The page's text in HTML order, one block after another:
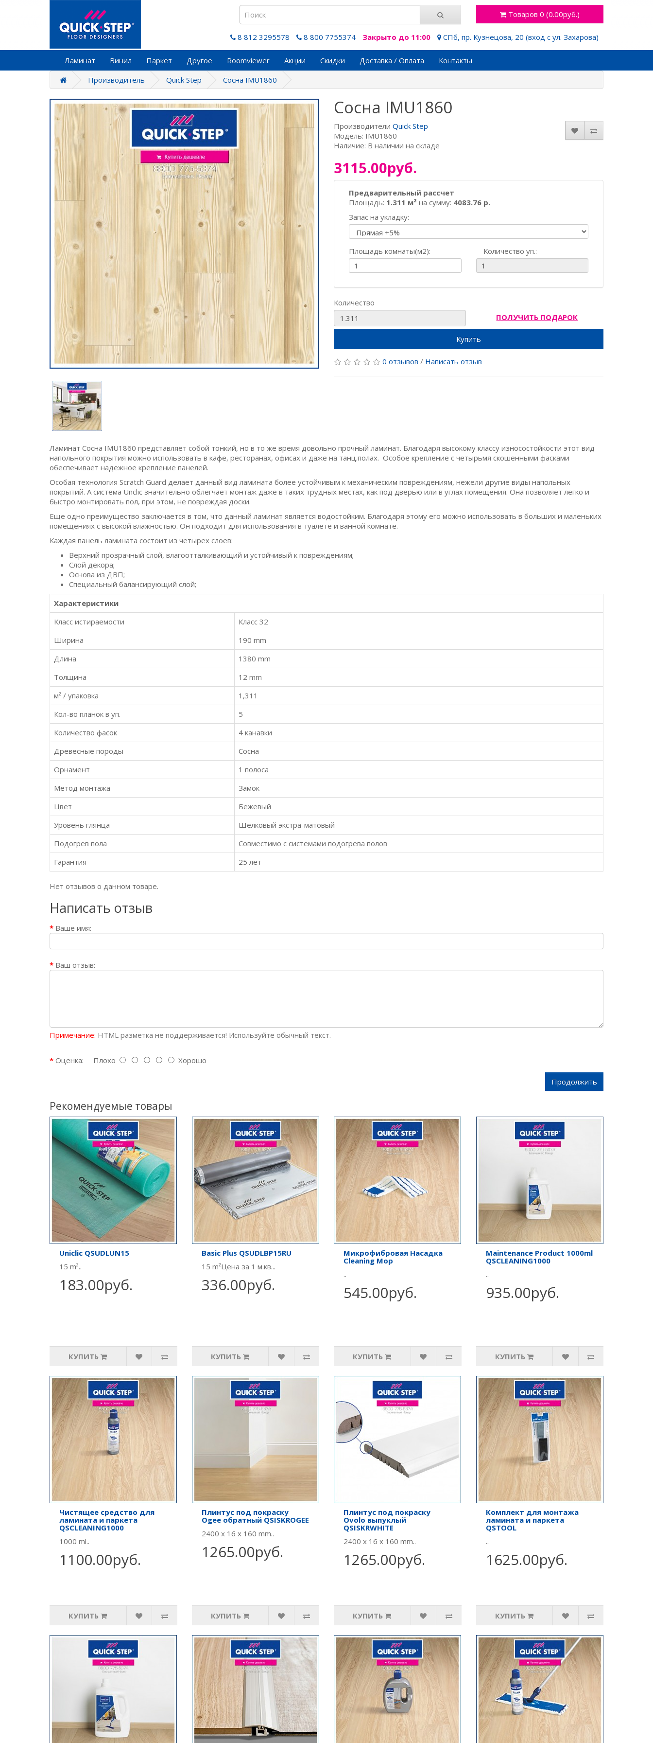
Товаров 0 (0.00руб.)
8 812 3295578 8 800 7755374 Закрыто до 11:00 СПб, пр. Кузнецова, 20 (вход с ул. Захарова)
Ламинат Винил Паркет Другое Roomviewer Акции Скидки Доставка / Оплата
Контакты
Производитель
Quick Step Сосна IMU1860
Сосна IMU1860
Производители Quick Step
Модель: IMU1860
Наличие: В наличии на складе
3115.00руб.
Предварительный рассчет
Площадь: 1.311 м² на сумму: 4083.76 р.
Запас на укладку:
Площадь комнаты(м2): Количество уп.:
Количество
ПОЛУЧИТЬ ПОДАРОК
Купить
0 отзывов / Написать отзыв
Ламинат Сосна IMU1860 представляет собой тонкий, но в то же время довольно прочный ламинат. Благодаря высокому классу износостойкости этот вид
напольного покрытия можно использовать в кафе, ресторанах, офисах и даже на танц.полах. Особое крепление с четырьмя скошенными фасками
обеспечивает надежное крепление панелей.
Особая технология Scratch Guard делает данный вид ламината более устойчивым к механическим повреждениям, нежели другие виды напольных
покрытий. А система Unclic значительно облегчает монтаж даже в таких трудных местах, как под дверью или в углах помещения. Она позволяет легко и
быстро монтировать пол, при этом, не повреждая доски.
Еще одно преимущество заключается в том, что данный ламинат является водостойким. Благодаря этому его можно использовать в больших и маленьких
помещениях с высокой влажностью. Он подходит для использования в туалете и ванной комнате.
Каждая панель ламината состоит из четырех слоев:
Верхний прозрачный слой, влагоотталкивающий и устойчивый к повреждениям;
Слой декора;
Основа из ДВП;
Специальный балансирующий слой;
Характеристики
Класс истираемости
Класс 32
Ширина
190 mm
Длина
1380 mm
Толщина
12 mm
м² / упаковка
1,311
Кол-во планок в уп.
5
Количество фасок
4 канавки
Древесные породы
Сосна
Орнамент
1 полоса
Метод монтажа
Замок
Цвет
Бежевый
Уровень глянца
Шелковый экстра-матовый
Подогрев пола
Совместимо с системами подогрева полов
Гарантия
25 лет
Нет отзывов о данном товаре.
Написать отзыв
Ваше имя:
Ваш отзыв:
Примечание: HTML разметка не поддерживается! Используйте обычный текст.
Оценка: Плохо Хорошо
Продолжить
Рекомендуемые товары
Uniclic QSUDLUN15
15 m²..
183.00руб.
КУПИТЬ
Basic Plus QSUDLBP15RU
15 m²Цена за 1 м.кв...
336.00руб.
КУПИТЬ
Микрофибровая Насадка
Cleaning Mop
..
545.00руб.
КУПИТЬ
Maintenance Product 1000ml
QSCLEANING1000
..
935.00руб.
КУПИТЬ
Чистящее средство для
ламината и паркета
QSCLEANING1000
1000 ml..
1100.00руб.
КУПИТЬ
Плинтус под покраску
Ogee обратный QSISKROGEE
2400 x 16 x 160 mm..
1265.00руб.
КУПИТЬ
Плинтус под покраску
Ovolo выпуклый
QSISKRWHITE
2400 x 16 x 160 mm..
1265.00руб.
КУПИТЬ
Комплект для монтажа
ламината и паркета
QSTOOL
..
1625.00руб.
КУПИТЬ